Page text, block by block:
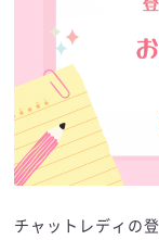
チャットレディの